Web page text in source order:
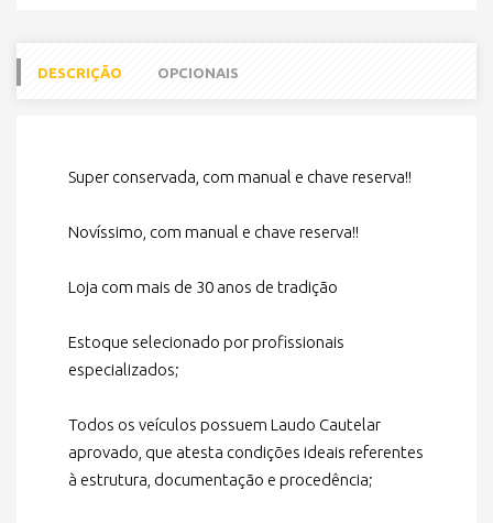
DESCRIÇÃO OPCIONAIS
Super conservada, com manual e chave reserva!!
Novíssimo, com manual e chave reserva!!
Loja com mais de 30 anos de tradição
Estoque selecionado por profissionais
especializados;
Todos os veículos possuem Laudo Cautelar
aprovado, que atesta condições ideais referentes
à estrutura, documentação e procedência;